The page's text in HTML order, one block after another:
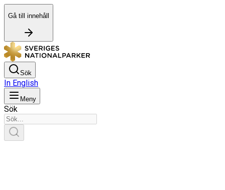
Gå till innehåll
Sök
In English
Meny
Sök